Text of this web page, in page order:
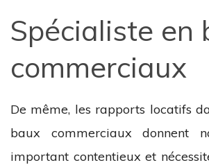
Spécialiste en
commerciaux
De même, les rapports locatifs
baux commerciaux donnent
important contentieux et